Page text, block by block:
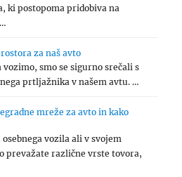
ki postopoma pridobiva na
za naš avto
vozimo, smo se sigurno srečali s
prtljažnika v našem avtu. …
mreže za avto in kako
vozila ali v svojem
prevažate različne vrste tovora,